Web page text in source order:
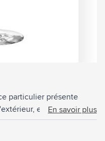
particulier présente
et un fond plat.
élégante et
est adapté pour servir un
En savoir plus